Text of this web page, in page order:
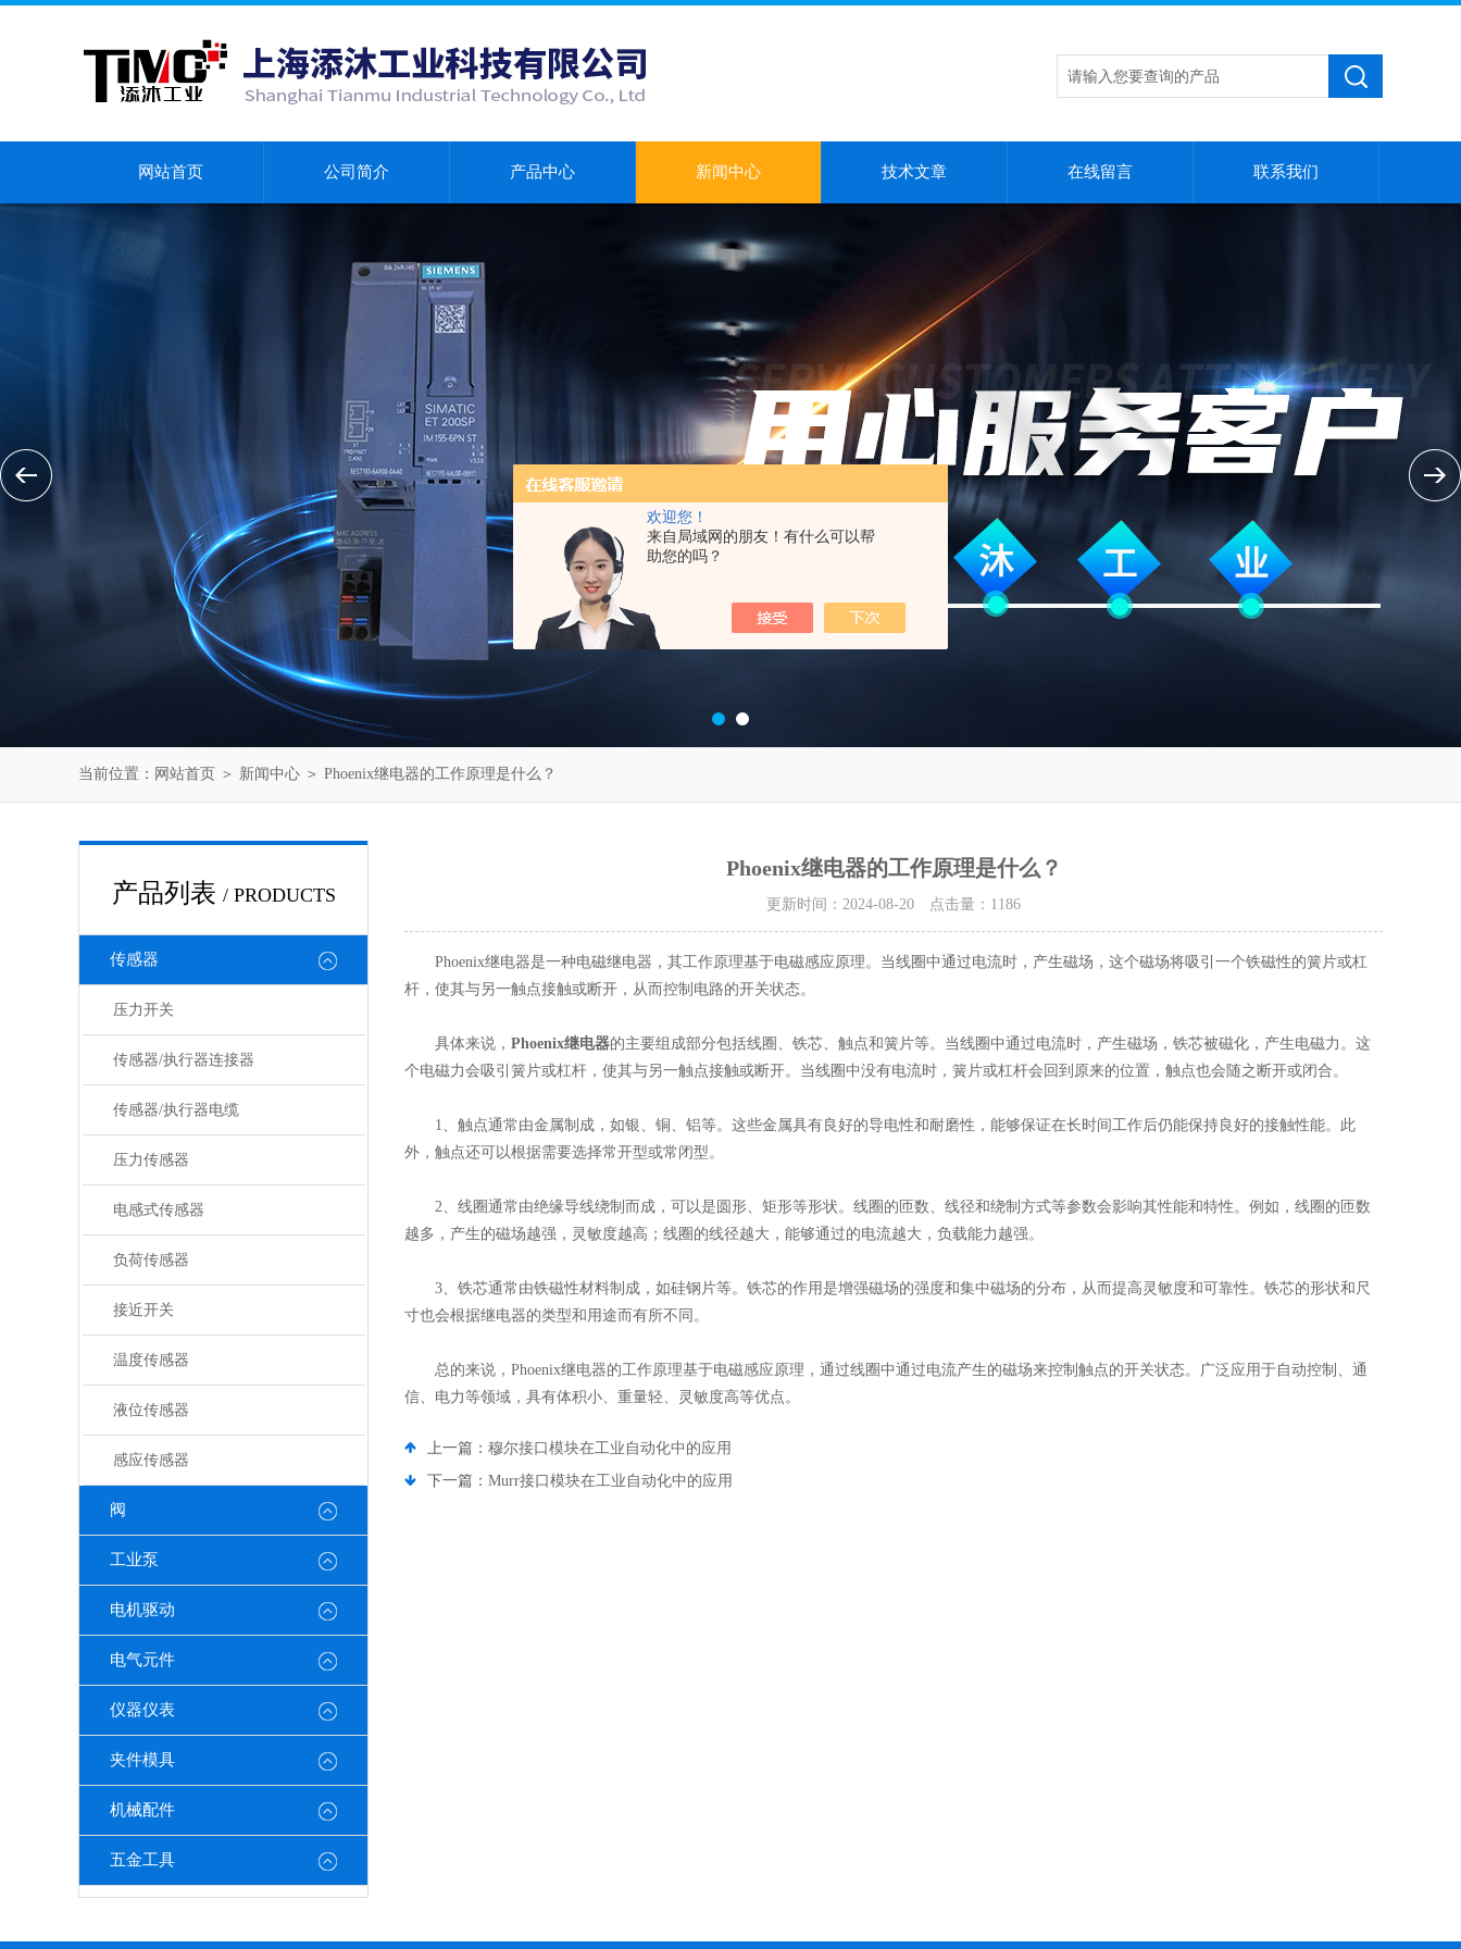
欢迎您！
来自局域网的朋友！有什么可以帮
助您的吗？
网站首页 公司简介 产品中心 新闻中心 技术文章 在线留言 联系我们
当前位置： 网站首页 ＞ 新闻中心 ＞ Phoenix继电器的工作原理是什么？
产品列表 / PRODUCTS
传感器
压力开关
传感器/执行器连接器
传感器/执行器电缆
压力传感器
电感式传感器
负荷传感器
接近开关
温度传感器
液位传感器
感应传感器
阀
工业泵
电机驱动
电气元件
仪器仪表
夹件模具
机械配件
五金工具
Phoenix继电器的工作原理是什么？
更新时间：2024-08-20 点击量： 1186
Phoenix继电器是一种电磁继电器，其工作原理基于电磁感应原理。当线圈中通过电流时，产生磁场，这个磁场将吸引一个铁磁性的簧片或杠
杆，使其与另一触点接触或断开，从而控制电路的开关状态。
具体来说， Phoenix继电器的主要组成部分包括线圈、铁芯、触点和簧片等。当线圈中通过电流时，产生磁场，铁芯被磁化，产生电磁力。这
个电磁力会吸引簧片或杠杆，使其与另一触点接触或断开。当线圈中没有电流时，簧片或杠杆会回到原来的位置，触点也会随之断开或闭合。
1、触点通常由金属制成，如银、铜、铝等。这些金属具有良好的导电性和耐磨性，能够保证在长时间工作后仍能保持良好的接触性能。此
外，触点还可以根据需要选择常开型或常闭型。
2、线圈通常由绝缘导线绕制而成，可以是圆形、矩形等形状。线圈的匝数、线径和绕制方式等参数会影响其性能和特性。例如，线圈的匝数
越多，产生的磁场越强，灵敏度越高；线圈的线径越大，能够通过的电流越大，负载能力越强。
3、铁芯通常由铁磁性材料制成，如硅钢片等。铁芯的作用是增强磁场的强度和集中磁场的分布，从而提高灵敏度和可靠性。铁芯的形状和尺
寸也会根据继电器的类型和用途而有所不同。
总的来说，Phoenix继电器的工作原理基于电磁感应原理，通过线圈中通过电流产生的磁场来控制触点的开关状态。广泛应用于自动控制、通
信、电力等领域，具有体积小、重量轻、灵敏度高等优点。
上一篇： 穆尔接口模块在工业自动化中的应用
下一篇： Murr接口模块在工业自动化中的应用